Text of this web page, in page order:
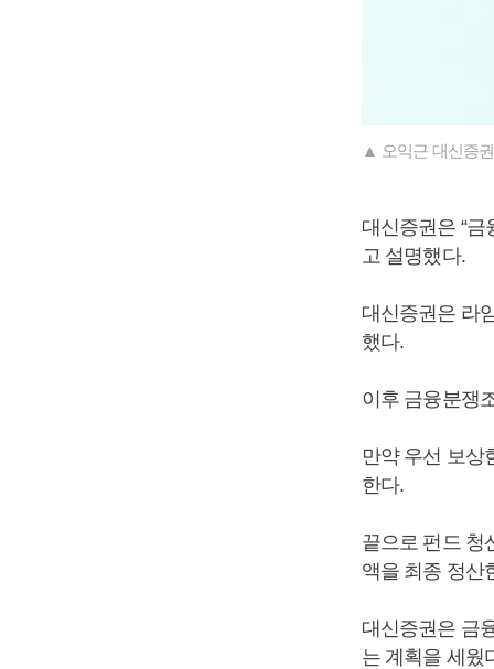
▲ 오익근 대신증
대신증권은 “
고 설명했다.
대신증권은 라
했다.
이후 금융분쟁
만약 우선 보상
한다.
끝으로 펀드 청
액을 최종 정산
대신증권은 금
는 계획을 세웠